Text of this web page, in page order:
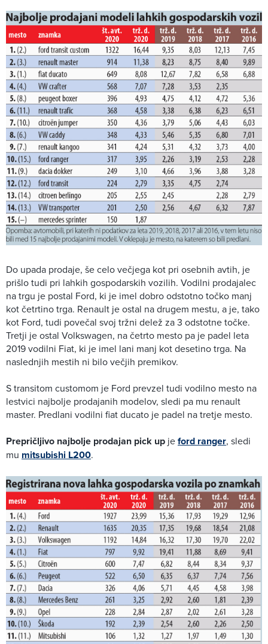
Do upada prodaje, še celo večjega kot pri osebnih avtih, je
prišlo tudi pri lahkih gospodarskih vozilih. Vodilni prodajalec
na trgu je postal Ford, ki je imel dobro odstotno točko manj
kot četrtino trga. Renault je ostal na drugem mestu, a je, tako
kot Ford, tudi povečal svoj tržni delež za 3 odstotne točke.
Tretji je ostal Volkswagen, na četrto mesto pa je padel leta
2019 vodilni Fiat, ki je imel lani manj kot desetino trga. Na
naslednjih mestih ni bilo večjih premikov.
S transitom customom je Ford prevzel tudi vodilno mesto na
lestvici najbolje prodajanih modelov, sledi pa mu renault
master. Predlani vodilni fiat ducato je padel na tretje mesto.
Prepričljivo najbolje prodajan pick up jeford ranger, sledi
mu mitsubishi L200.